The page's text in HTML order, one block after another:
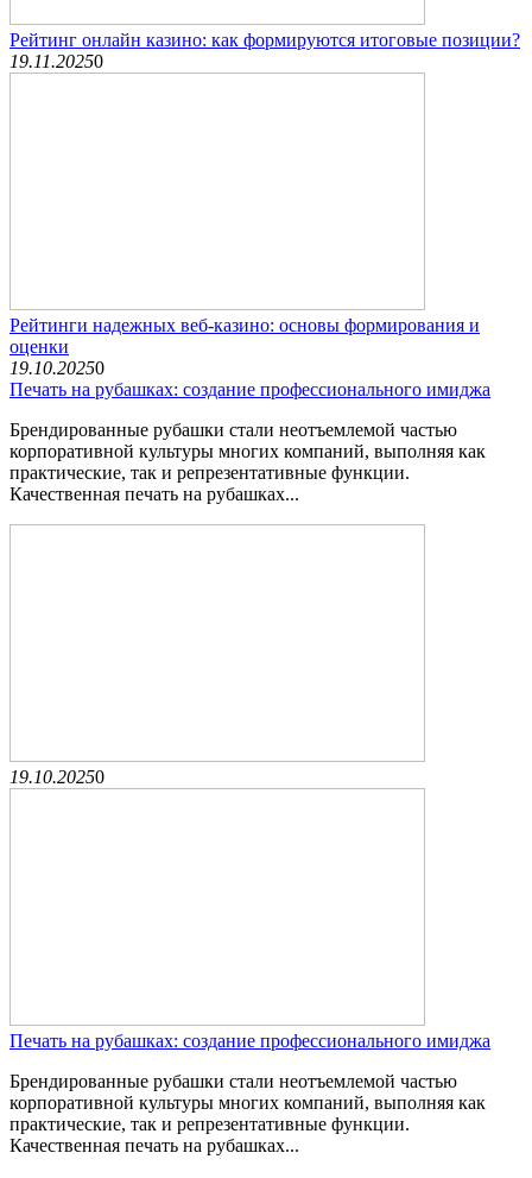
Рейтинг онлайн казино: как формируются итоговые позиции?
19.11.20250
Рейтинги надежных веб-казино: основы формирования и
оценки
19.10.20250
Печать на рубашках: создание профессионального имиджа
Брендированные рубашки стали неотъемлемой частью
корпоративной культуры многих компаний, выполняя как
практические, так и репрезентативные функции.
Качественная печать на рубашках...
19.10.20250
Печать на рубашках: создание профессионального имиджа
Брендированные рубашки стали неотъемлемой частью
корпоративной культуры многих компаний, выполняя как
практические, так и репрезентативные функции.
Качественная печать на рубашках...